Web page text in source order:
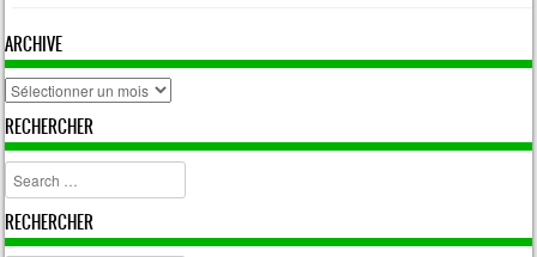
ARCHIVE
archive
RECHERCHER
Search
RECHERCHER